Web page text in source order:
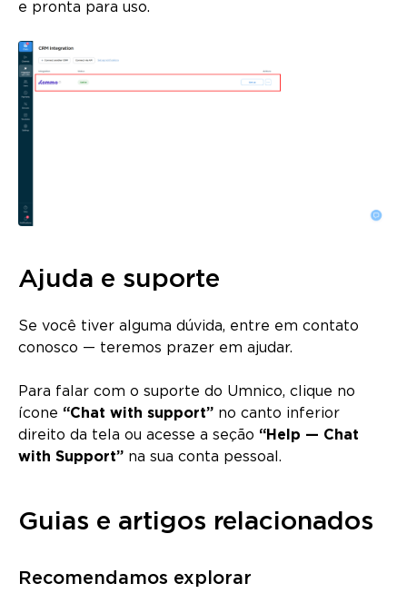
e pronta para uso.
Ajuda e suporte
Se você tiver alguma dúvida, entre em contato
conosco — teremos prazer em ajudar.
Para falar com o suporte do Umnico, clique no
ícone “Chat with support” no canto inferior
direito da tela ou acesse a seção “Help — Chat
with Support” na sua conta pessoal.
Guias e artigos relacionados
Recomendamos explorar